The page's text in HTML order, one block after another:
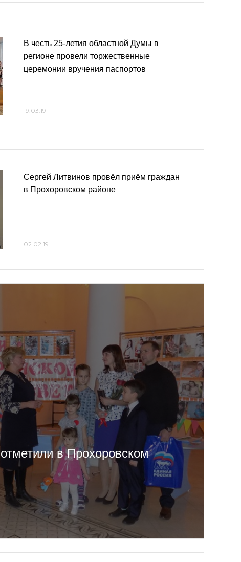
В честь 25-летия областной Думы в
регионе провели торжественные
церемонии вручения паспортов
19.03.19
Сергей Литвинов провёл приём граждан
в Прохоровском районе
02.02.19
в Прохоровском